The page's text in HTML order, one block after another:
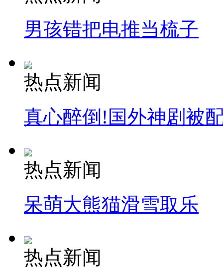
男孩错把电推当梳子
热点新闻
真心醉倒!国外神剧被
热点新闻
呆萌大熊猫滑雪取乐
热点新闻